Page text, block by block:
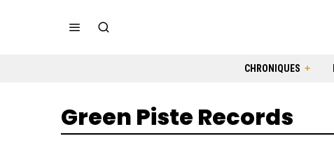
CHRONIQUES
Green Piste Records